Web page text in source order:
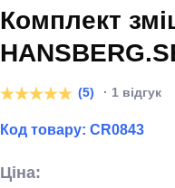
Комплект
(5) · 1 відгук
Код товару: CR0843
Ціна: